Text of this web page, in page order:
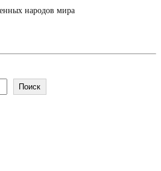
народов мира
Поиск